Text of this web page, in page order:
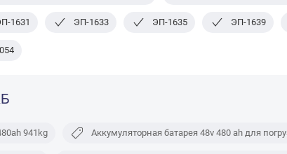
1631 ЭП-1633 ЭП-1635 ЭП-1639
941kg Аккумуляторная батарея 48v 480 ah для